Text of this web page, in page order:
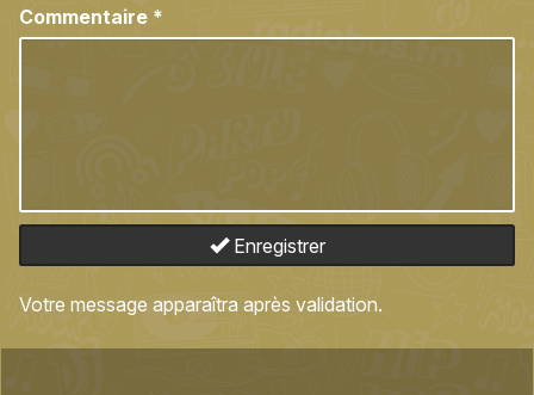
Commentaire *
Enregistrer
Votre message apparaîtra après validation.